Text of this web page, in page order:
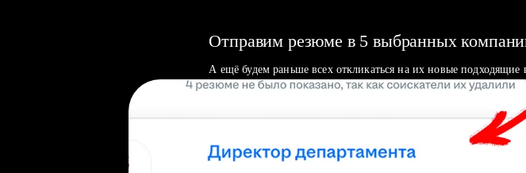
Отправим резюме в 5 выбранных
А ещё будем раньше всех откликаться на их новые